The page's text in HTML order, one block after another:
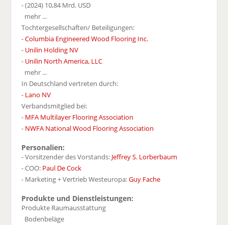
- (2024) 10,84 Mrd. USD
mehr ...
Tochtergesellschaften/ Beteiligungen:
-Columbia Engineered Wood Flooring Inc.
- Unilin Holding NV
- Unilin North America, LLC
mehr ...
In Deutschland vertreten durch:
- Lano NV
Verbandsmitglied bei:
- MFA Multilayer Flooring Association
- NWFA National Wood Flooring Association
Personalien:
- Vorsitzender des Vorstands: Jeffrey S. Lorberbaum
- COO: Paul De Cock
- Marketing + Vertrieb Westeuropa:Guy Fache
Produkte und Dienstleistungen:
Produkte Raumausstattung
Bodenbeläge